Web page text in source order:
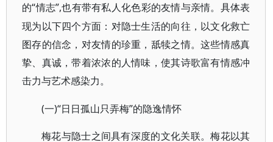
的“情志”,也有带有私人化色彩的友情与亲情。具体表
现为以下四个方面：对隐士生活的向往，以文化救亡
图存的信念，对友情的珍重，舐犊之情。这些情感真
挚、真诚，带着浓浓的人情味，使其诗歌富有情感冲
击力与艺术感染力。
(一)“日日孤山只弄梅”的隐逸情怀
梅花与隐士之间具有深度的文化关联。梅花以其